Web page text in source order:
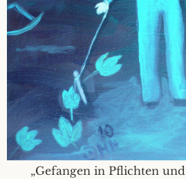
„Gefangen in Pflichten und